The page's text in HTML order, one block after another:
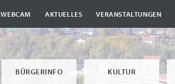
WEBCAM AKTUELLES VERANSTALTUNGEN
BÜRGERINFO KULTUR